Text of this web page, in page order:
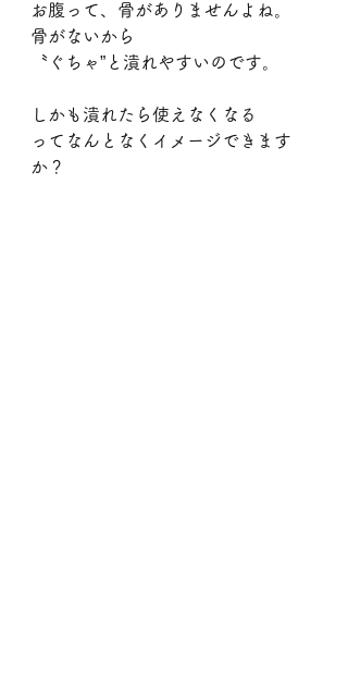
お腹って、骨がありませんよね。
骨がないから
〝ぐちゃ”と潰れやすいのです。
しかも潰れたら使えなくなる
ってなんとなくイメージできます
か？